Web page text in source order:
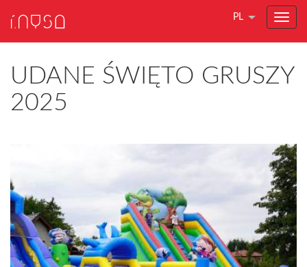
PL
UDANE ŚWIĘTO GRUSZY
2025